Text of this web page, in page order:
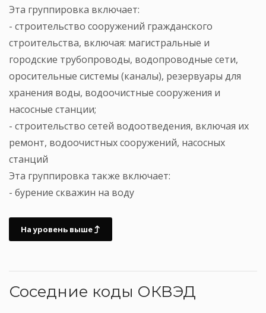
Эта группировка включает:
- строительство сооружений гражданского
строительства, включая: магистральные и
городские трубопроводы, водопроводные сети,
оросительные системы (каналы), резервуары для
хранения воды, водоочистные сооружения и
насосные станции;
- строительство сетей водоотведения, включая их
ремонт, водоочистных сооружений, насосных
станций
Эта группировка также включает:
- бурение скважин на воду
На уровень выше
Соседние коды ОКВЭД